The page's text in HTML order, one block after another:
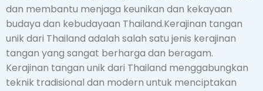
dan membantu menjaga keunikan dan kekayaan
budaya dan kebudayaan Thailand.Kerajinan tangan
unik dari Thailand adalah salah satu jenis kerajinan
tangan yang sangat berharga dan beragam.
Kerajinan tangan unik dari Thailand menggabungkan
teknik tradisional dan modern untuk menciptakan